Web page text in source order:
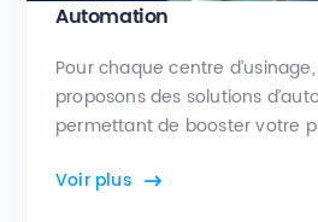
Automation
Pour chaque centre
proposons des solutions
permettant de booster votre
Voir plus